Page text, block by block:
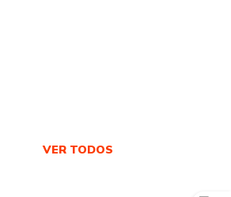
VER TODOS